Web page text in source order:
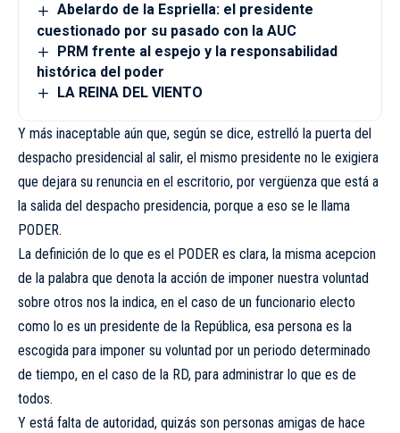
Abelardo de la Espriella: el presidente
cuestionado por su pasado con la AUC
PRM frente al espejo y la responsabilidad
histórica del poder
LA REINA DEL VIENTO
Y más inaceptable aún que, según se dice, estrelló la puerta del
despacho presidencial al salir, el mismo presidente no le exigiera
que dejara su renuncia en el escritorio, por vergüenza que está a
la salida del despacho presidencia, porque a eso se le llama
PODER.
La definición de lo que es el PODER es clara, la misma acepcion
de la palabra que denota la acción de imponer nuestra voluntad
sobre otros nos la indica, en el caso de un funcionario electo
como lo es un presidente de la República, esa persona es la
escogida para imponer su voluntad por un periodo determinado
de tiempo, en el caso de la RD, para administrar lo que es de
todos.
Y está falta de autoridad, quizás son personas amigas de hace